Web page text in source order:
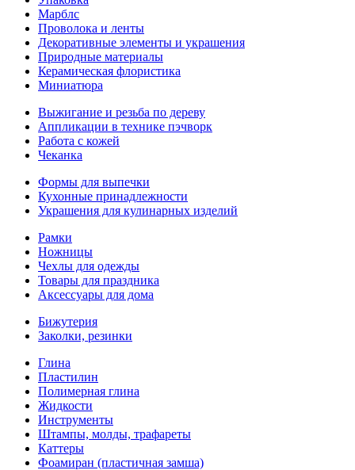
Марблс
Проволока и ленты
Декоративные элементы и украшения
Природные материалы
Керамическая флористика
Миниатюра
Выжигание и резьба по дереву
Аппликации в технике пэчворк
Работа с кожей
Чеканка
Формы для выпечки
Кухонные принадлежности
Украшения для кулинарных изделий
Рамки
Ножницы
Чехлы для одежды
Товары для праздника
Аксессуары для дома
Бижутерия
Заколки, резинки
Глина
Пластилин
Полимерная глина
Жидкости
Инструменты
Штампы, молды, трафареты
Каттеры
Фоамиран (пластичная замша)